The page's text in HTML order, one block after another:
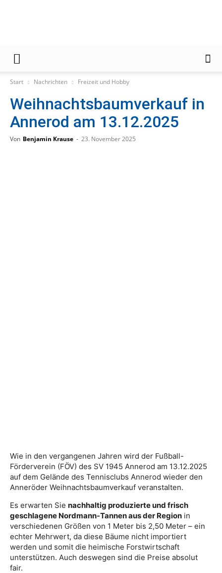
Zeitung
Start Nachrichten Freizeit und Hobby
Weihnachtsbaumverkauf in
Annerod am 13.12.2025
Von Benjamin Krause - 23. November 2025
Wie in den vergangenen Jahren wird der Fußball-
Förderverein (FÖV) des SV 1945 Annerod am 13.12.2025
auf dem Gelände des Tennisclubs Annerod wieder den
Anneröder Weihnachtsbaumverkauf veranstalten.
Es erwarten Sie nachhaltig produzierte und frisch
geschlagene Nordmann-Tannen aus der Region in
verschiedenen Größen von 1 Meter bis 2,50 Meter – ein
echter Mehrwert, da diese Bäume nicht importiert
werden und somit die heimische Forstwirtschaft
unterstützen. Auch deswegen sind die Preise absolut
fair.